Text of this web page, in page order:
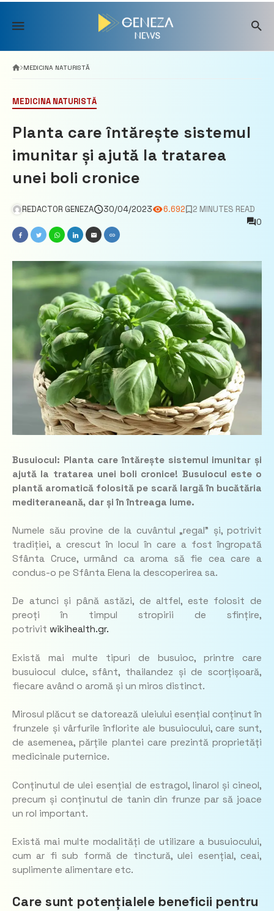
Skip
content
MEDICINA NATURISTĂ
MEDICINA NATURISTĂ
Planta care întărește sistemul
imunitar și ajută la tratarea
unei boli cronice
REDACTOR GENEZA 30/04/2023 6.692
2 MINUTES READ
0
Busuiocul: Planta care întărește sistemul imunitar și
ajută la tratarea unei boli cronice! Busuiocul este o
plantă aromatică folosită pe scară largă în bucătăria
mediteraneană, dar și în întreaga lume.
Numele său provine de la cuvântul „regal” și, potrivit
tradiției, a crescut în locul în care a fost îngropată
Sfânta Cruce, urmând ca aroma să fie cea care a
condus-o pe Sfânta Elena la descoperirea sa.
De atunci și până astăzi, de altfel, este folosit de
preoți în timpul stropirii de sfințire,
potrivit wikihealth.gr.
Există mai multe tipuri de busuioc, printre care
busuiocul dulce, sfânt, thailandez și de scorțișoară,
fiecare având o aromă și un miros distinct.
Mirosul plăcut se datorează uleiului esențial conținut în
frunzele și vârfurile înflorite ale busuiocului, care sunt,
de asemenea, părțile plantei care prezintă proprietăți
medicinale puternice.
Conținutul de ulei esențial de estragol, linarol și cineol,
precum și conținutul de tanin din frunze par să joace
un rol important.
Există mai multe modalități de utilizare a busuiocului,
cum ar fi sub formă de tinctură, ulei esențial, ceai,
suplimente alimentare etc.
Care sunt potențialele beneficii pentru